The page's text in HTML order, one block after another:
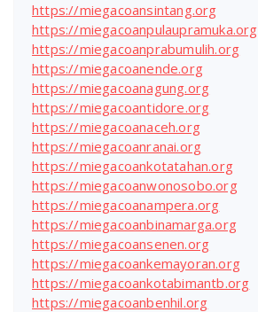
https://miegacoansintang.org
https://miegacoanpulaupramuka.org
https://miegacoanprabumulih.org
https://miegacoanende.org
https://miegacoanagung.org
https://miegacoantidore.org
https://miegacoanaceh.org
https://miegacoanranai.org
https://miegacoankotatahan.org
https://miegacoanwonosobo.org
https://miegacoanampera.org
https://miegacoanbinamarga.org
https://miegacoansenen.org
https://miegacoankemayoran.org
https://miegacoankotabimantb.org
https://miegacoanbenhil.org